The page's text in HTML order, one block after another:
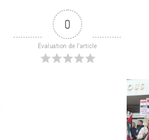
0
Évaluation de l'article